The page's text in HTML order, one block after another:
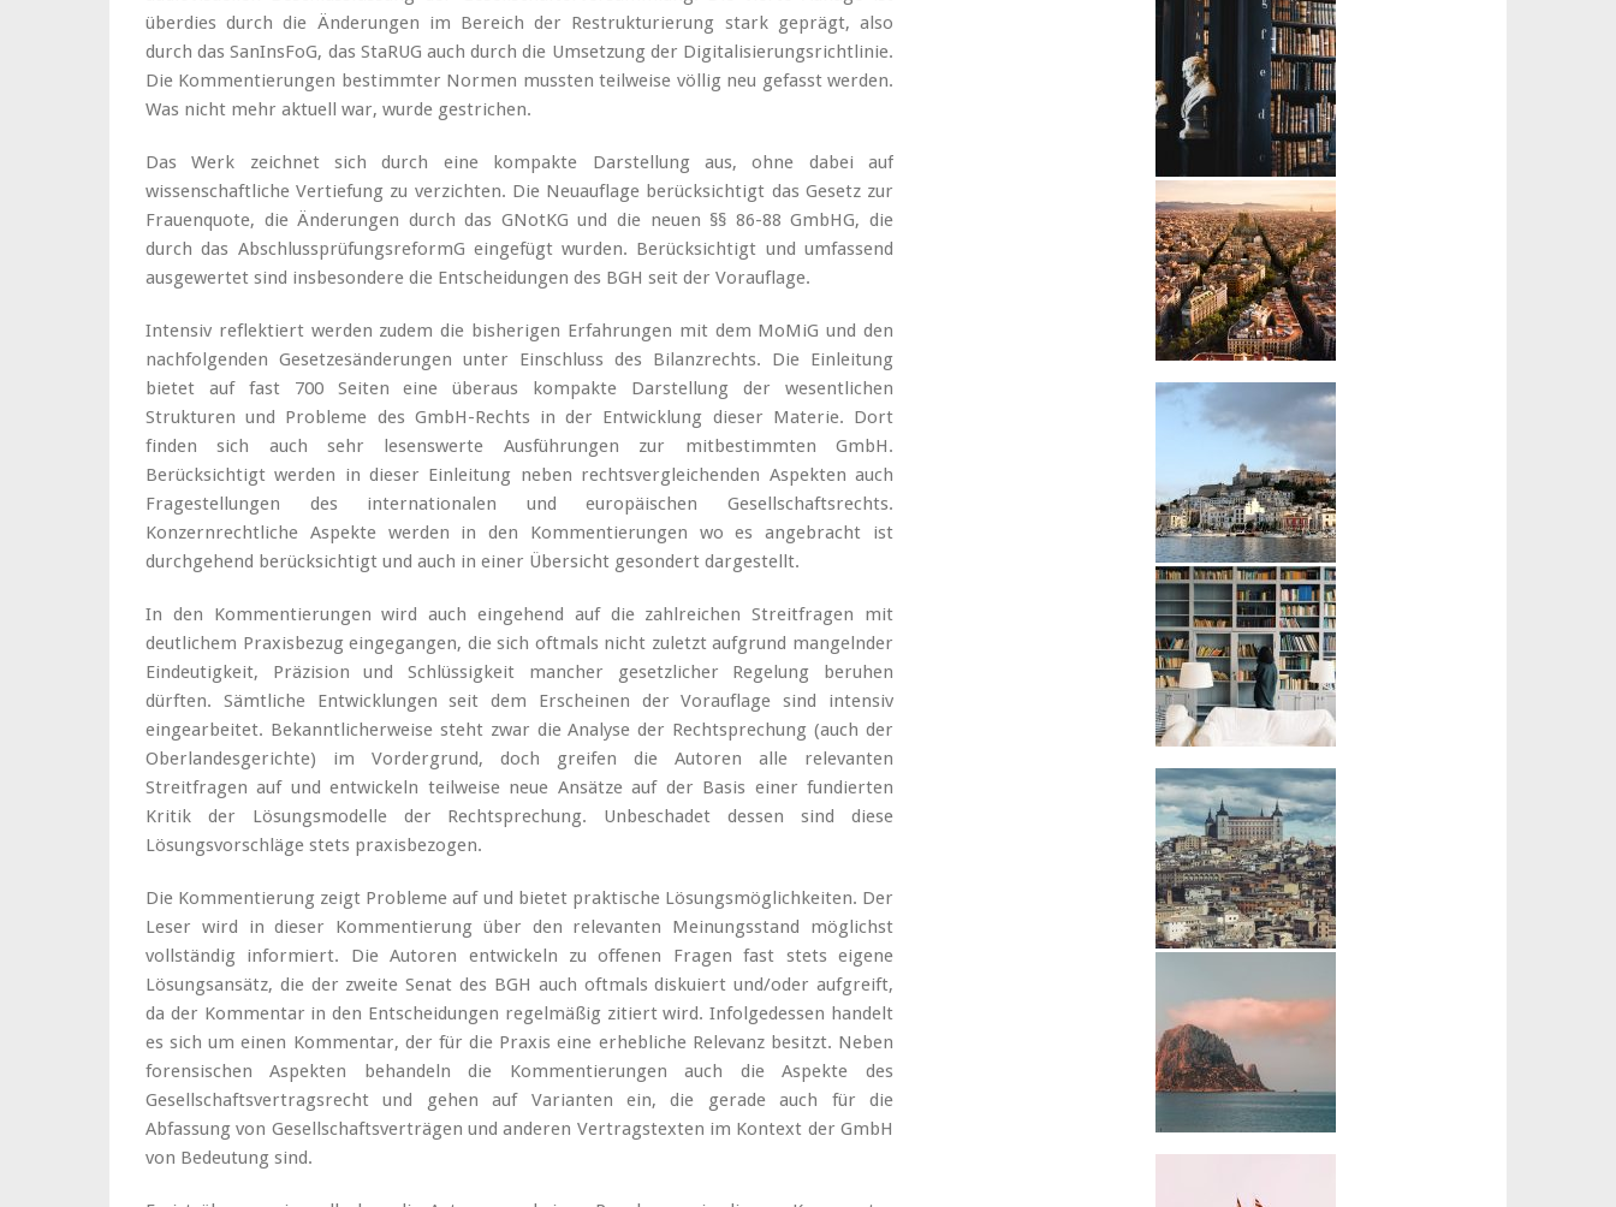
überdies durch die Änderungen im Bereich der Restrukturierung stark geprägt, also
durch das SanInsFoG, das StaRUG auch durch die Umsetzung der Digitalisierungsrichtlinie.
Die Kommentierungen bestimmter Normen mussten teilweise völlig neu gefasst werden.
Was nicht mehr aktuell war, wurde gestrichen.
Das Werk zeichnet sich durch eine kompakte Darstellung aus, ohne dabei auf
wissenschaftliche Vertiefung zu verzichten. Die Neuauflage berücksichtigt das Gesetz zur
Frauenquote, die Änderungen durch das GNotKG und die neuen §§ 86-88 GmbHG, die
durch das AbschlussprüfungsreformG eingefügt wurden. Berücksichtigt und umfassend
ausgewertet sind insbesondere die Entscheidungen des BGH seit der Vorauflage.
Intensiv reflektiert werden zudem die bisherigen Erfahrungen mit dem MoMiG und den
nachfolgenden Gesetzesänderungen unter Einschluss des Bilanzrechts. Die Einleitung
bietet auf fast 700 Seiten eine überaus kompakte Darstellung der wesentlichen
Strukturen und Probleme des GmbH-Rechts in der Entwicklung dieser Materie. Dort
finden sich auch sehr lesenswerte Ausführungen zur mitbestimmten GmbH.
Berücksichtigt werden in dieser Einleitung neben rechtsvergleichenden Aspekten auch
Fragestellungen des internationalen und europäischen Gesellschaftsrechts.
Konzernrechtliche Aspekte werden in den Kommentierungen wo es angebracht ist
durchgehend berücksichtigt und auch in einer Übersicht gesondert dargestellt.
In den Kommentierungen wird auch eingehend auf die zahlreichen Streitfragen mit
deutlichem Praxisbezug eingegangen, die sich oftmals nicht zuletzt aufgrund mangelnder
Eindeutigkeit, Präzision und Schlüssigkeit mancher gesetzlicher Regelung beruhen
dürften. Sämtliche Entwicklungen seit dem Erscheinen der Vorauflage sind intensiv
eingearbeitet. Bekanntlicherweise steht zwar die Analyse der Rechtsprechung (auch der
Oberlandesgerichte) im Vordergrund, doch greifen die Autoren alle relevanten
Streitfragen auf und entwickeln teilweise neue Ansätze auf der Basis einer fundierten
Kritik der Lösungsmodelle der Rechtsprechung. Unbeschadet dessen sind diese
Lösungsvorschläge stets praxisbezogen.
Die Kommentierung zeigt Probleme auf und bietet praktische Lösungsmöglichkeiten. Der
Leser wird in dieser Kommentierung über den relevanten Meinungsstand möglichst
vollständig informiert. Die Autoren entwickeln zu offenen Fragen fast stets eigene
Lösungsansätz, die der zweite Senat des BGH auch oftmals diskuiert und/oder aufgreift,
da der Kommentar in den Entscheidungen regelmäßig zitiert wird. Infolgedessen handelt
es sich um einen Kommentar, der für die Praxis eine erhebliche Relevanz besitzt. Neben
forensischen Aspekten behandeln die Kommentierungen auch die Aspekte des
Gesellschaftsvertragsrecht und gehen auf Varianten ein, die gerade auch für die
Abfassung von Gesellschaftsverträgen und anderen Vertragstexten im Kontext der GmbH
von Bedeutung sind.